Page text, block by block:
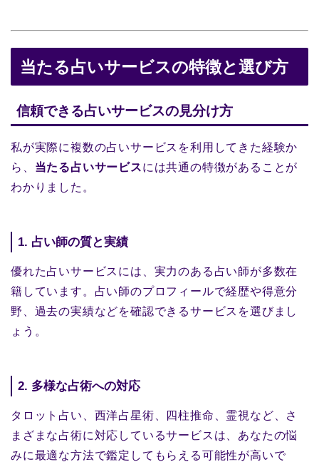
当たる占いサービスの特徴と選び方
信頼できる占いサービスの見分け方
私が実際に複数の占いサービスを利用してきた経験か
ら、 当たる占いサービスには共通の特徴があることが
わかりました。
1. 占い師の質と実績
優れた占いサービスには、実力のある占い師が多数在
籍しています。占い師のプロフィールで経歴や得意分
野、過去の実績などを確認できるサービスを選びまし
ょう。
2. 多様な占術への対応
タロット占い、西洋占星術、四柱推命、霊視など、さ
まざまな占術に対応しているサービスは、あなたの悩
みに最適な方法で鑑定してもらえる可能性が高いで